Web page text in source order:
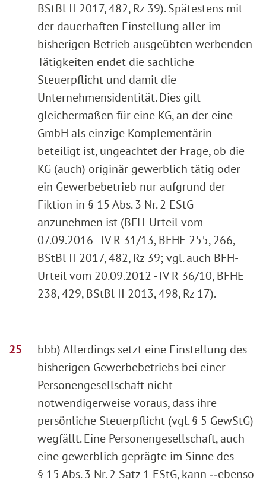
BStBl II 2017, 482, Rz 39). Spätestens mit
der dauerhaften Einstellung aller im
bisherigen Betrieb ausgeübten werbenden
Tätigkeiten endet die sachliche
Steuerpflicht und damit die
Unternehmensidentität. Dies gilt
gleichermaßen für eine KG, an der eine
GmbH als einzige Komplementärin
beteiligt ist, ungeachtet der Frage, ob die
KG (auch) originär gewerblich tätig oder
ein Gewerbebetrieb nur aufgrund der
Fiktion in § 15 Abs. 3 Nr. 2 EStG
anzunehmen ist (BFH-Urteil vom
07.09.2016 - IV R 31/13, BFHE 255, 266,
BStBl II 2017, 482, Rz 39; vgl. auch BFH-
Urteil vom 20.09.2012 - IV R 36/10, BFHE
238, 429, BStBl II 2013, 498, Rz 17).
bbb) Allerdings setzt eine Einstellung des
bisherigen Gewerbebetriebs bei einer
Personengesellschaft nicht
notwendigerweise voraus, dass ihre
persönliche Steuerpflicht (vgl. § 5 GewStG)
wegfällt. Eine Personengesellschaft, auch
eine gewerblich geprägte im Sinne des
§ 15 Abs. 3 Nr. 2 Satz 1 EStG, kann ‑‑ebenso